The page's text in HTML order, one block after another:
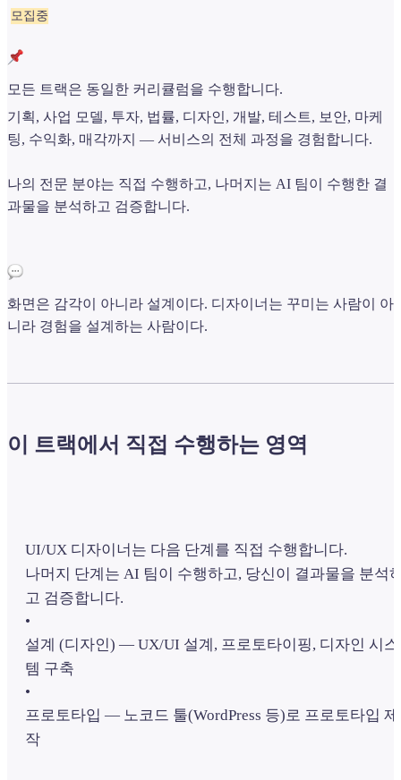
모집중
모든 트랙은 동일한 커리큘럼을 수행합니다.
기획, 사업 모델, 투자, 법률, 디자인, 개발, 테스트, 보안, 마케
팅, 수익화, 매각까지 — 서비스의 전체 과정을 경험합니다.
나의 전문 분야는 직접 수행하고, 나머지는 AI 팀이 수행한 결
과물을 분석하고 검증합니다.
화면은 감각이 아니라 설계이다. 디자이너는 꾸미는 사람이 아
니라 경험을 설계하는 사람이다.
이 트랙에서 직접 수행하는 영역
UI/UX 디자이너는 다음 단계를 직접 수행합니다.
나머지 단계는 AI 팀이 수행하고, 당신이 결과물을 분석
고 검증합니다.
•
설계 (디자인) — UX/UI 설계, 프로토타이핑, 디자인 시스
템 구축
•
프로토타입 — 노코드 툴(WordPress 등)로 프로토타입 제
작